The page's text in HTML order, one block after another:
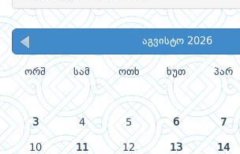
აგვისტო 2026
ორშ სამ ოთხ ხუთ პარ
3 4 5 6 7
10 11 12 13 14